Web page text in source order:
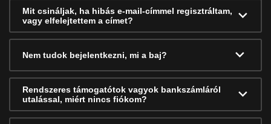
Mit csináljak, ha hibás e-mail-címmel regisztráltam,
vagy elfelejtettem a címet?
Nem tudok bejelentkezni, mi a baj?
Rendszeres támogatótok vagyok bankszámláról
utalással, miért nincs fiókom?